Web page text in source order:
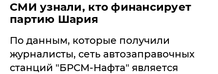
СМИ узнали, кто финансирует
партию Шария
По данным, которые получили
журналисты, сеть автозаправочных
станций "БРСМ-Нафта" является